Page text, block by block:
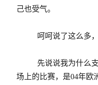
己也受气。
呵呵说了这么多
先说说我为什么
场上的比赛，是04年欧